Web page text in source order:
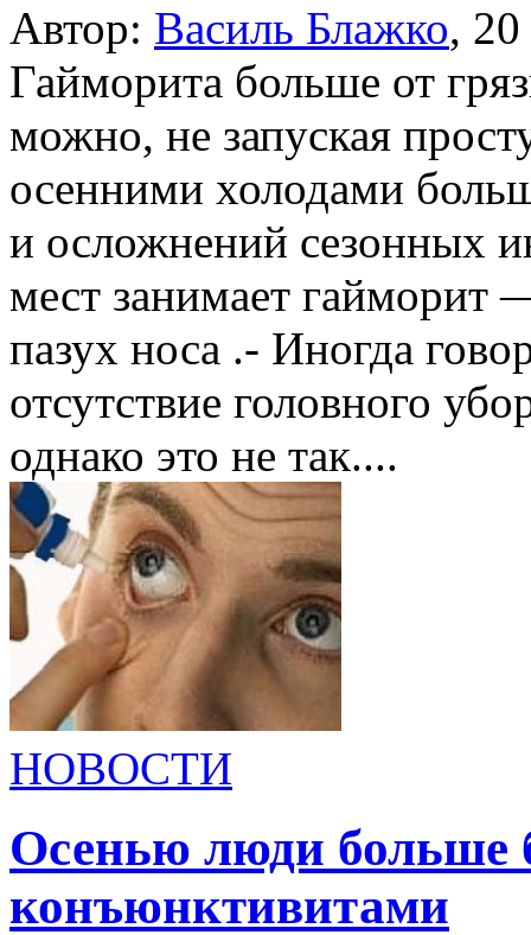
Автор: Василь Блажко,
Гайморита больше от
можно, не запуская
осенними холодами
и осложнений сезонных
мест занимает гайморит
пазух носа .- Иногда
отсутствие головного
однако это не так....
НОВОСТИ
Осенью люди больше
конъюнктивитами